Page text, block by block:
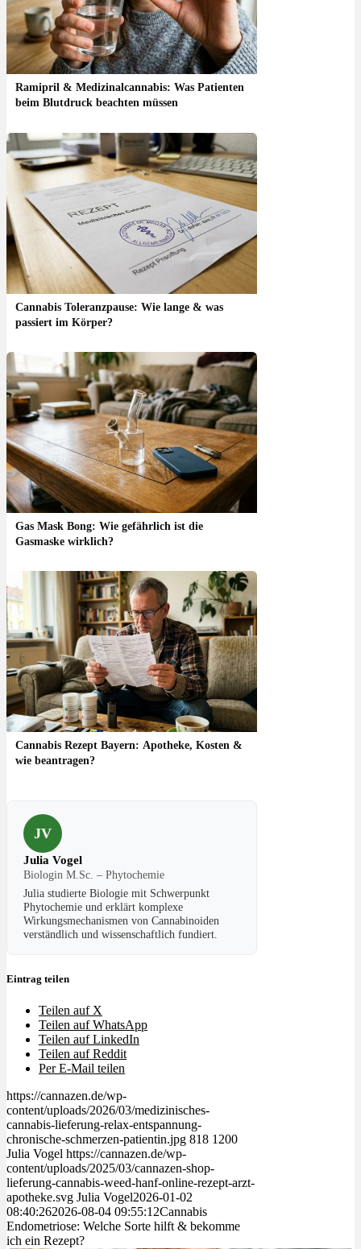
Ramipril & Medizinalcannabis: Was Patienten
beim Blutdruck beachten müssen
Cannabis Toleranzpause: Wie lange & was
passiert im Körper?
Gas Mask Bong: Wie gefährlich ist die
Gasmaske wirklich?
Cannabis Rezept Bayern: Apotheke, Kosten &
wie beantragen?
JV
Julia Vogel
Biologin M.Sc. – Phytochemie
Julia studierte Biologie mit Schwerpunkt
Phytochemie und erklärt komplexe
Wirkungsmechanismen von Cannabinoiden
verständlich und wissenschaftlich fundiert.
Eintrag teilen
Teilen auf X
Teilen auf WhatsApp
Teilen auf LinkedIn
Teilen auf Reddit
Per E-Mail teilen
https://cannazen.de/wp-
content/uploads/2026/03/medizinisches-
cannabis-lieferung-relax-entspannung-
chronische-schmerzen-patientin.jpg 818 1200
Julia Vogel https://cannazen.de/wp-
content/uploads/2025/03/cannazen-shop-
lieferung-cannabis-weed-hanf-online-rezept-arzt-
apotheke.svg Julia Vogel2026-01-02
08:40:262026-08-04 09:55:12Cannabis
Endometriose: Welche Sorte hilft & bekomme
ich ein Rezept?